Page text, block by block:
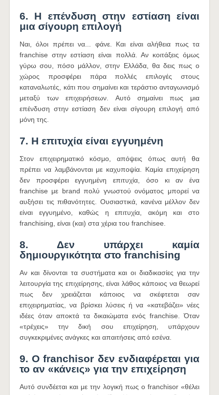
6. Η επένδυση στην εστίαση είναι
μια σίγουρη επιλογή
Ναι, όλοι πρέπει να... φάνε. Και είναι αλήθεια πως τα
franchise στην εστίαση είναι πολλά. Αν κοιτάξεις όμως
γύρω σου, πόσο μάλλον, στην Ελλάδα, θα δεις πως ο
χώρος προσφέρει πάρα πολλές επιλογές στους
καταναλωτές, κάτι που σημαίνει και τεράστιο ανταγωνισμό
μεταξύ των επιχειρήσεων. Αυτό σημαίνει πως μια
επένδυση στην εστίαση δεν είναι σίγουρη επιλογή από
μόνη της.
7. Η επιτυχία είναι εγγυημένη
Στον επιχειρηματικό κόσμο, απόψεις όπως αυτή θα
πρέπει να λαμβάνονται με καχυποψία. Καμία επιχείρηση
δεν προσφέρει εγγυημένη επιτυχία, όσο κι αν ένα
franchise με brand πολύ γνωστού ονόματος μπορεί να
αυξήσει τις πιθανότητες. Ουσιαστικά, κανένα μέλλον δεν
είναι εγγυημένο, καθώς η επιτυχία, ακόμη και στο
franchising, είναι (και) στα χέρια του franchisee.
8. Δεν υπάρχει καμία
δημιουργικότητα στο franchising
Αν και δίνονται τα συστήματα και οι διαδικασίες για την
λειτουργία της επιχείρησης, είναι λάθος κάποιος να θεωρεί
πως δεν χρειάζεται κάποιος να σκέφτεται σαν
επιχειρηματίας, να βρίσκει λύσεις ή να «κατεβάζει» νέες
ιδέες όταν αποκτά τα δικαιώματα ενός franchise. Όταν
«τρέχεις» την δική σου επιχείρηση, υπάρχουν
συγκεκριμένες ανάγκες και απαιτήσεις από εσένα.
9. Ο franchisor δεν ενδιαφέρεται για
το αν «κάνεις» για την επιχείρηση
Αυτό συνδέεται και με την λογική πως ο franchisor «θέλει